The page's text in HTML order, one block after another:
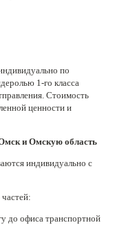
по
1-го класса
Стоимость
ценности и
и Омскую область
индивидуально с
до офиса транспортной